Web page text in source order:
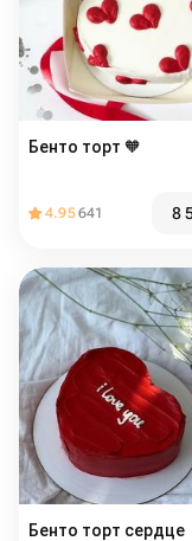
Бенто торт 🧡
4.95641 8
Бенто торт сердце️